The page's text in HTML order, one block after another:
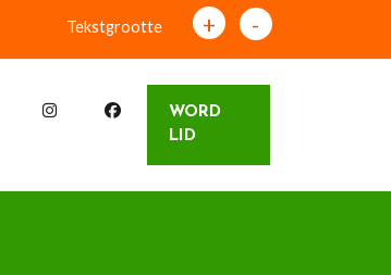
Tekstgrootte + -
WORD
LID